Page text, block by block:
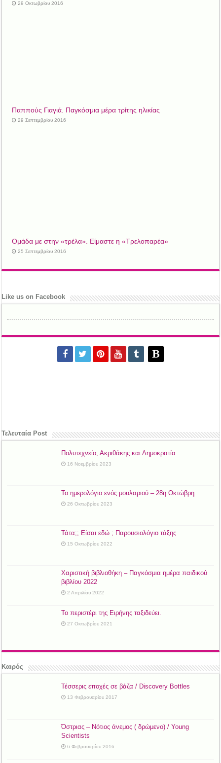
29 Οκτωβρίου 2016
Παππούς Γιαγιά. Παγκόσμια μέρα τρίτης ηλικίας
29 Σεπτεμβρίου 2016
Ομάδα με στην «τρέλα». Είμαστε η «Τρελοπαρέα»
25 Σεπτεμβρίου 2016
Like us on Facebook
Τελευταία Post
Πολυτεχνείο, Ακριθάκης και Δημοκρατία
16 Νοεμβρίου 2023
Το ημερολόγιο ενός μουλαριού – 28η Οκτώβρη
26 Οκτωβρίου 2023
Τάτα;; Είσαι εδώ ; Παρουσιολόγιο τάξης
15 Οκτωβρίου 2022
Χαριστική βιβλιοθήκη – Παγκόσμια ημέρα παιδικού
βιβλίου 2022
2 Απριλίου 2022
Το περιστέρι της Ειρήνης ταξιδεύει.
27 Οκτωβρίου 2021
Καιρός
Τέσσερις εποχές σε βάζα / Discovery Bottles
13 Φεβρουαρίου 2017
Όστριας – Νότιος άνεμος ( δρώμενο) / Young
Scientists
6 Φεβρουαρίου 2016